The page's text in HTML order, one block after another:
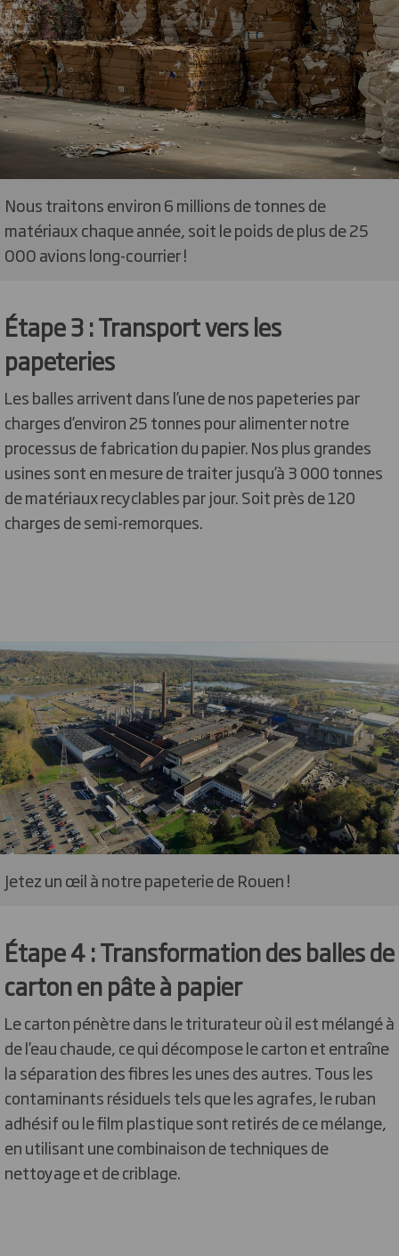
Nous traitons environ 6 millions de tonnes de
matériaux chaque année, soit le poids de plus de 25
000 avions long-courrier !
Étape 3 : Transport vers les
papeteries
Les balles arrivent dans l’une de nos papeteries par
charges d’environ 25 tonnes pour alimenter notre
processus de fabrication du papier. Nos plus grandes
usines sont en mesure de traiter jusqu’à 3 000 tonnes
de matériaux recyclables par jour. Soit près de 120
charges de semi-remorques.
Jetez un œil à notre papeterie de Rouen !
Étape 4 : Transformation des balles de
carton en pâte à papier
Le carton pénètre dans le triturateur où il est mélangé à
de l’eau chaude, ce qui décompose le carton et entraîne
la séparation des fibres les unes des autres. Tous les
contaminants résiduels tels que les agrafes, le ruban
adhésif ou le film plastique sont retirés de ce mélange,
en utilisant une combinaison de techniques de
nettoyage et de criblage.